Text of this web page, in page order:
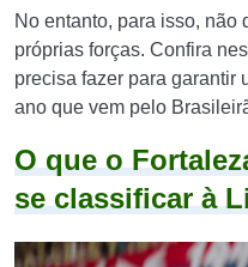
No entanto, para isso, não
próprias forças. Confira
precisa fazer para garantir
ano que vem pelo
O que o
se classificar à